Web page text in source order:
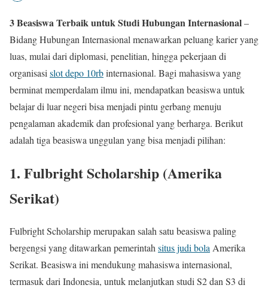
3 Beasiswa Terbaik untuk Studi Hubungan Internasional–
Bidang Hubungan Internasional menawarkan peluang karier yang
luas, mulai dari diplomasi, penelitian, hingga pekerjaan di
organisasi slot depo 10rbinternasional. Bagi mahasiswa yang
berminat memperdalam ilmu ini, mendapatkan beasiswa untuk
belajar di luar negeri bisa menjadi pintu gerbang menuju
pengalaman akademik dan profesional yang berharga. Berikut
adalah tiga beasiswa unggulan yang bisa menjadi pilihan:
1. Fulbright Scholarship (Amerika
Serikat)
Fulbright Scholarship merupakan salah satu beasiswa paling
bergengsi yang ditawarkan pemerintah situs judi bola Amerika
Serikat. Beasiswa ini mendukung mahasiswa internasional,
termasuk dari Indonesia, untuk melanjutkan studi S2 dan S3 di